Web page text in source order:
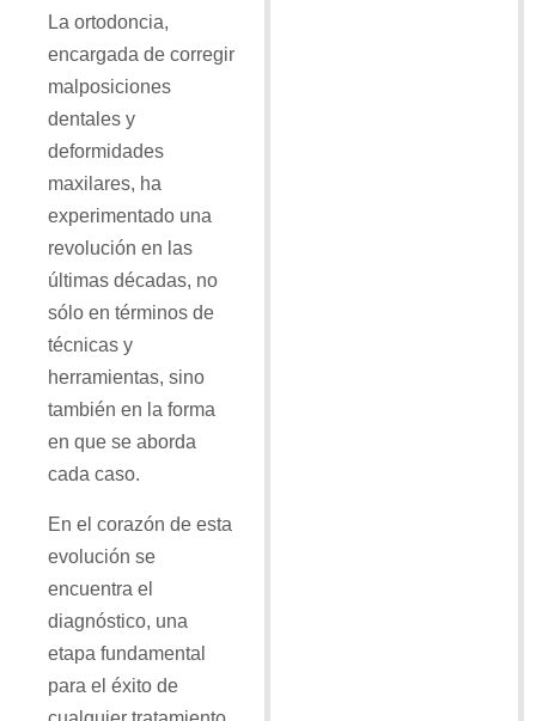
La ortodoncia,
encargada de corregir
malposiciones
dentales y
deformidades
maxilares, ha
experimentado una
revolución en las
últimas décadas, no
sólo en términos de
técnicas y
herramientas, sino
también en la forma
en que se aborda
cada caso.
En el corazón de esta
evolución se
encuentra el
diagnóstico, una
etapa fundamental
para el éxito de